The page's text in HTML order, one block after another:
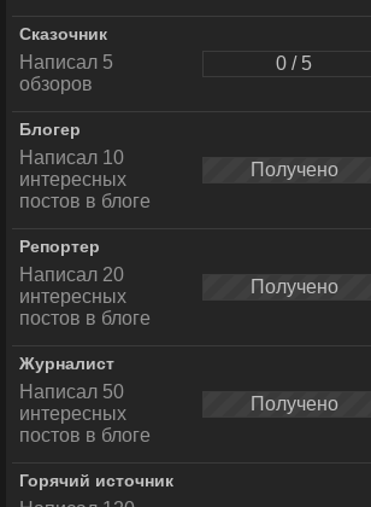
Сказочник
Написал 5
обзоров
0 / 5
Блогер
Написал 10
интересных
постов в блоге
Получено
Репортер
Написал 20
интересных
постов в блоге
Получено
Журналист
Написал 50
интересных
постов в блоге
Получено
Горячий источник